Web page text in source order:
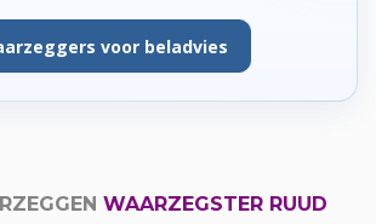
voor beladvies
WAARZEGSTER RUUD